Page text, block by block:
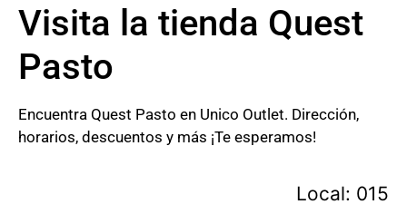
Visita la tienda Quest
Pasto
Encuentra Quest Pasto en Unico Outlet. Dirección,
horarios, descuentos y más ¡Te esperamos!
Local: 015